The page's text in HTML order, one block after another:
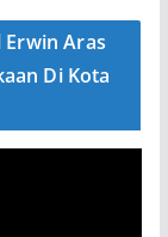
Erwin Aras
Di Kota